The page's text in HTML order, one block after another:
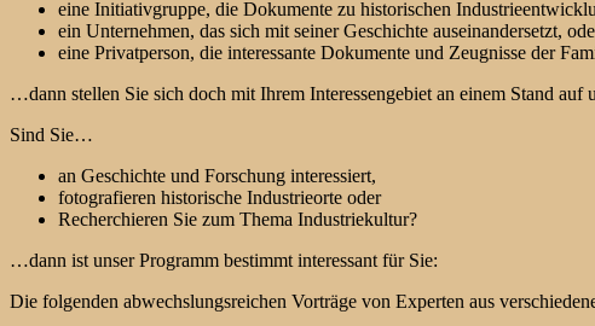
eine Initiativgruppe, die Dokumente zu historischen
ein Unternehmen, das sich mit seiner Geschichte auseinandersetzt,
eine Privatperson, die interessante Dokumente und Zeugnisse der
…dann stellen Sie sich doch mit Ihrem Interessengebiet an einem Stand
Sind Sie…
an Geschichte und Forschung interessiert,
fotografieren historische Industrieorte oder
Recherchieren Sie zum Thema Industriekultur?
…dann ist unser Programm bestimmt interessant für Sie:
Die folgenden abwechslungsreichen Vorträge von Experten aus